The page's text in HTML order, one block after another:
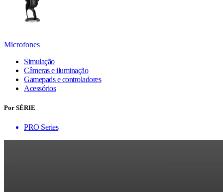
Microfones
Simulação
Câmeras e iluminação
Gamepads e controladores
Acessórios
Por SÉRIE
PRO Series